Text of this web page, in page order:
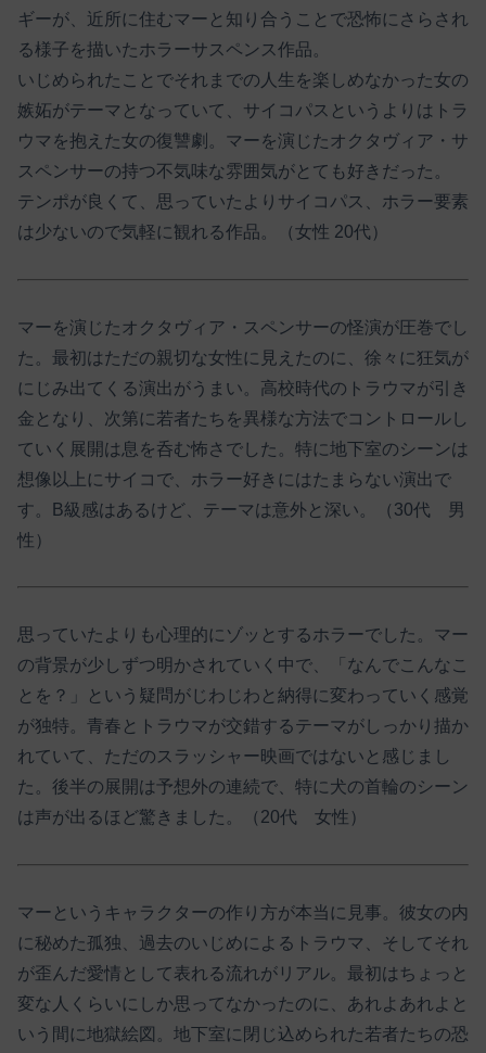
ギーが、近所に住むマーと知り合うことで恐怖にさらされ
る様子を描いたホラーサスペンス作品。
いじめられたことでそれまでの人生を楽しめなかった女の
嫉妬がテーマとなっていて、サイコパスというよりはトラ
ウマを抱えた女の復讐劇。マーを演じたオクタヴィア・サ
スペンサーの持つ不気味な雰囲気がとても好きだった。
テンポが良くて、思っていたよりサイコパス、ホラー要素
は少ないので気軽に観れる作品。（女性 20代）
マーを演じたオクタヴィア・スペンサーの怪演が圧巻でし
た。最初はただの親切な女性に見えたのに、徐々に狂気が
にじみ出てくる演出がうまい。高校時代のトラウマが引き
金となり、次第に若者たちを異様な方法でコントロールし
ていく展開は息を呑む怖さでした。特に地下室のシーンは
想像以上にサイコで、ホラー好きにはたまらない演出で
す。B級感はあるけど、テーマは意外と深い。（30代 男
性）
思っていたよりも心理的にゾッとするホラーでした。マー
の背景が少しずつ明かされていく中で、「なんでこんなこ
とを？」という疑問がじわじわと納得に変わっていく感覚
が独特。青春とトラウマが交錯するテーマがしっかり描か
れていて、ただのスラッシャー映画ではないと感じまし
た。後半の展開は予想外の連続で、特に犬の首輪のシーン
は声が出るほど驚きました。（20代 女性）
マーというキャラクターの作り方が本当に見事。彼女の内
に秘めた孤独、過去のいじめによるトラウマ、そしてそれ
が歪んだ愛情として表れる流れがリアル。最初はちょっと
変な人くらいにしか思ってなかったのに、あれよあれよと
いう間に地獄絵図。地下室に閉じ込められた若者たちの恐